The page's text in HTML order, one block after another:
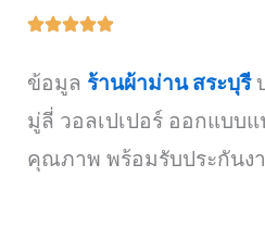
ข้อมูล ร้านผ้าม่าน สระบุรี
มู่ลี่ วอลเปเปอร์ ออกแบบ
คุณภาพ พร้อมรับประกันง